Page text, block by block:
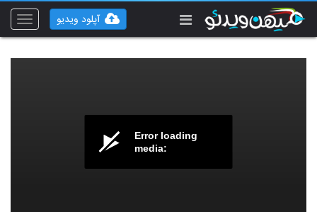
Toggle
آپلود ویدیو
Error loading
media: